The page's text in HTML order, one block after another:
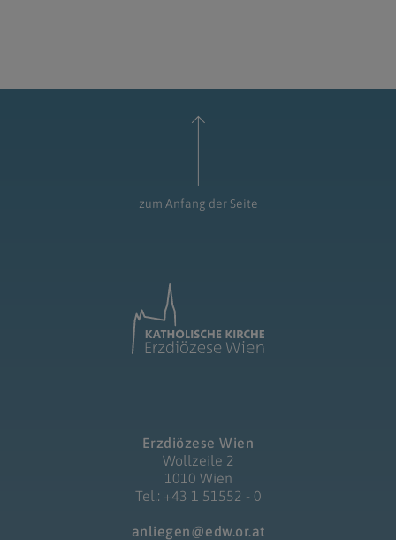
zum Anfang der Seite
Erzdiözese Wien
Wollzeile 2
1010 Wien
Tel.: +43 1 51552 - 0
anliegen@edw.or.at